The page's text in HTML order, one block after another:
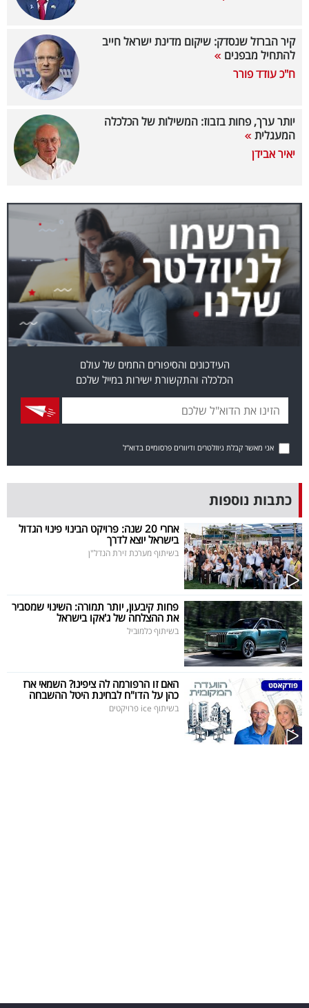
שיתופי
דרושים
אדום
פרסמו
אחרינו:
קיר הברזל שנסדק: שיקום מדינת ישראל חייב
להתחיל מבפנים
ח"כ עודד פורר
יותר ערך, פחות בזבוז: המשילות של הכלכלה
המעגלית
יאיר אבידן
העידכונים והסיפורים החמים של עולם
הכלכלה והתקשורת ישירות במייל שלכם
אני מאשר קבלת ניוזלטרים ודיוורים פרסומיים בדוא"ל
כתבות נוספות
אחרי 20 שנה: פרויקט הבינוי פינוי הגדול
בישראל יוצא לדרך
בשיתוף מערכת זירת הנדל"ן
פחות קיבעון, יותר תמורה: השינוי שמסביר
את ההצלחה של ג'אקו בישראל
בשיתוף כלמוביל
האם זו הרפורמה לה ציפינו? השמאי ארז
כהן על הדו"ח לבחינת היטל ההשבחה
בשיתוף ice פרויקטים